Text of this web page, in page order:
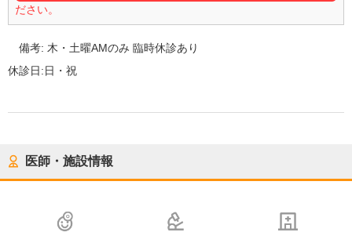
ださい。
備考: 木・土曜AMのみ 臨時休診あり
休診日:日・祝
医師・施設情報